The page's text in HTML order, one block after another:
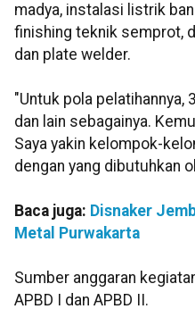
madya, instalasi listrik
finishing teknik semprot,
dan plate welder.
"Untuk pola
dan lain sebagainya.
Saya yakin kelompok-
dengan yang dibutuhkan
Baca juga: Disnaker
Metal Purwakarta
Sumber anggaran
APBD I dan APBD II.